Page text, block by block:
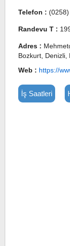
Telefon :
Randevu T :
Adres :
Bozkurt, Denizli,
Web : https://
İş Saatleri